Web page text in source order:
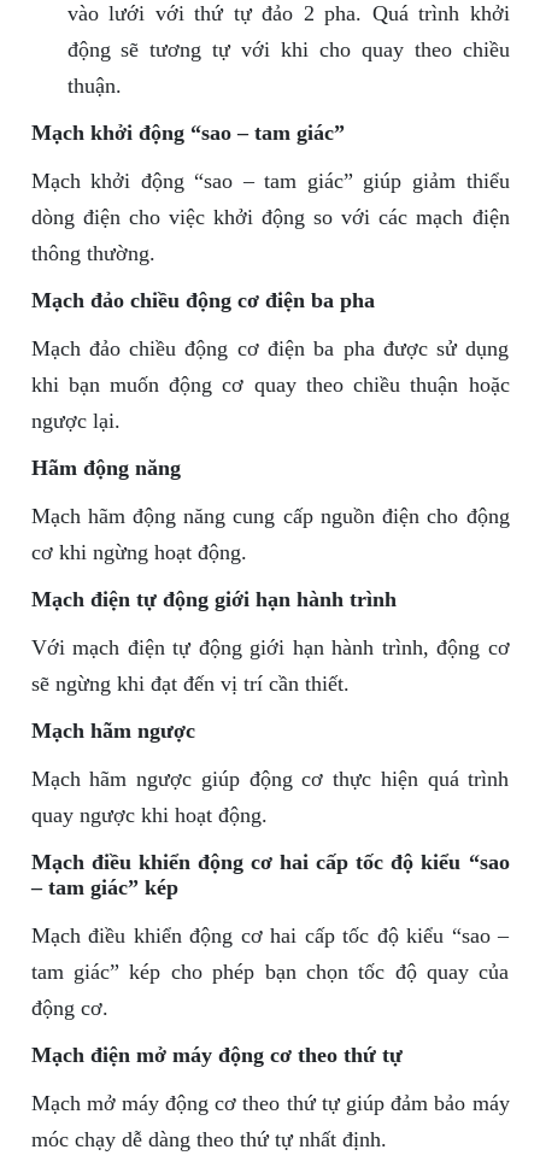
vào lưới với thứ tự đảo 2 pha. Quá trình khởi
động sẽ tương tự với khi cho quay theo chiều
thuận.
Mạch khởi động “sao – tam giác”
Mạch khởi động “sao – tam giác” giúp giảm thiểu
dòng điện cho việc khởi động so với các mạch điện
thông thường.
Mạch đảo chiều động cơ điện ba pha
Mạch đảo chiều động cơ điện ba pha được sử dụng
khi bạn muốn động cơ quay theo chiều thuận hoặc
ngược lại.
Hãm động năng
Mạch hãm động năng cung cấp nguồn điện cho động
cơ khi ngừng hoạt động.
Mạch điện tự động giới hạn hành trình
Với mạch điện tự động giới hạn hành trình, động cơ
sẽ ngừng khi đạt đến vị trí cần thiết.
Mạch hãm ngược
Mạch hãm ngược giúp động cơ thực hiện quá trình
quay ngược khi hoạt động.
Mạch điều khiển động cơ hai cấp tốc độ kiểu “sao
– tam giác” kép
Mạch điều khiển động cơ hai cấp tốc độ kiểu “sao –
tam giác” kép cho phép bạn chọn tốc độ quay của
động cơ.
Mạch điện mở máy động cơ theo thứ tự
Mạch mở máy động cơ theo thứ tự giúp đảm bảo máy
móc chạy dễ dàng theo thứ tự nhất định.